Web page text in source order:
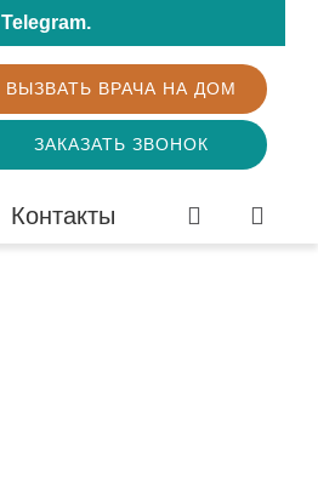
Telegram.
ВЫЗВАТЬ ВРАЧА НА ДОМ
ЗАКАЗАТЬ ЗВОНОК
Контакты